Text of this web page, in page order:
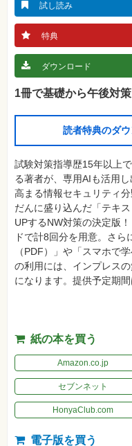
資
格
試
験
プ
ロ
グ
ラ
ン
ネ
ッ
ト
ワ
ー
ク・
テ
ク
ノ
ロ
ジ
ー
趣
味・
自
パ
ソ
コ
ホ
ビ
ー
試し読み
特典
ダウンロード
1冊で基礎から午後対
読者特典のダ
試験対策指導歴15年以上
る著者が、専用AIも活用
高まる情報セキュリティ
だんに盛り込んだ「テキ
UPするNW対策の決定版
ドで計8回分を用意。さ
（PDF）」や「スマホで
の利用には、インプレス
になります。提供予定期
紙の本を買う
Amazon.co.jp
セブンネット
HonyaClub.com
電子版を買う